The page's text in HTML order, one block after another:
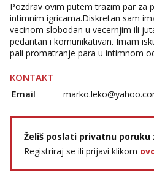
Pozdrav ovim putem trazim par za
intimnim igricama.Diskretan sam
vecinom slobodan u vecernjim ili
pedantan i komunikativan. Imam
pali promatranje para u intimnom
KONTAKT
Email
Želiš poslati privatnu poruku
Registriraj se ili prijavi klikom